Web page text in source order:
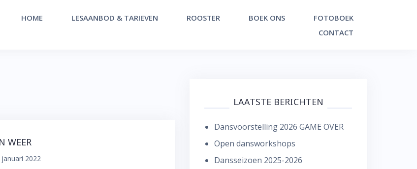
HOME LESAANBOD & TARIEVEN ROOSTER BOEK ONS
FOTOBOEK
CONTACT
WEER
januari 2022
LAATSTE BERICHTEN
Dansvoorstelling 2026 GAME OVER
Open dansworkshops
Dansseizoen 2025-2026